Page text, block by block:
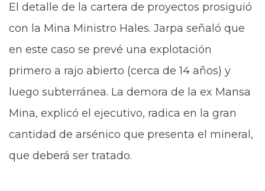
El detalle de la cartera de proyectos prosiguió
con la Mina Ministro Hales. Jarpa señaló que
en este caso se prevé una explotación
primero a rajo abierto (cerca de 14 años) y
luego subterránea. La demora de la ex Mansa
Mina, explicó el ejecutivo, radica en la gran
cantidad de arsénico que presenta el mineral,
que deberá ser tratado.